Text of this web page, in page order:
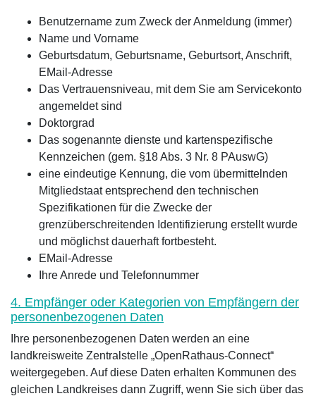
Benutzername zum Zweck der Anmeldung (immer)
Name und Vorname
Geburtsdatum, Geburtsname, Geburtsort, Anschrift,
EMail-Adresse
Das Vertrauensniveau, mit dem Sie am Servicekonto
angemeldet sind
Doktorgrad
Das sogenannte dienste und kartenspezifische
Kennzeichen (gem. §18 Abs. 3 Nr. 8 PAuswG)
eine eindeutige Kennung, die vom übermittelnden
Mitgliedstaat entsprechend den technischen
Spezifikationen für die Zwecke der
grenzüberschreitenden Identifizierung erstellt wurde
und möglichst dauerhaft fortbesteht.
EMail-Adresse
Ihre Anrede und Telefonnummer
4. Empfänger oder Kategorien von Empfängern der
personenbezogenen Daten
Ihre personenbezogenen Daten werden an eine
landkreisweite Zentralstelle „OpenRathaus-Connect“
weitergegeben. Auf diese Daten erhalten Kommunen des
gleichen Landkreises dann Zugriff, wenn Sie sich über das